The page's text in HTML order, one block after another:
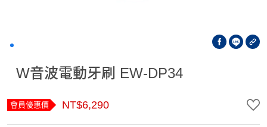
W音波電動牙刷 EW-DP34
會員優惠價 NT$6,290